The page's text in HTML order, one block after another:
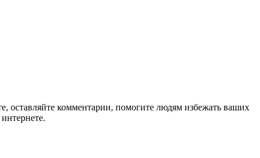
комментарии, помогите людям избежать ваших